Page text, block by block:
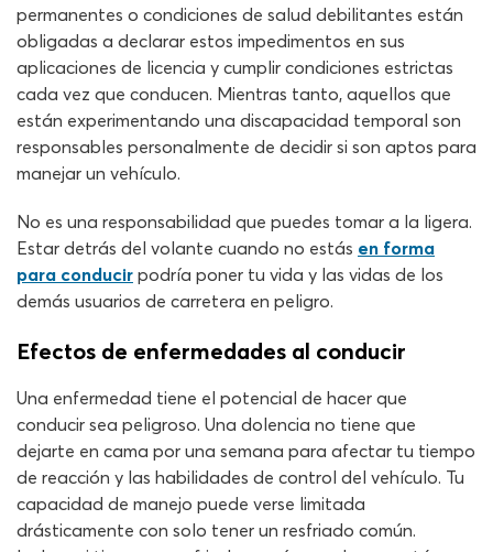
permanentes o condiciones de salud debilitantes están
obligadas a declarar estos impedimentos en sus
aplicaciones de licencia y cumplir condiciones estrictas
cada vez que conducen. Mientras tanto, aquellos que
están experimentando una discapacidad temporal son
responsables personalmente de decidir si son aptos para
manejar un vehículo.
No es una responsabilidad que puedes tomar a la ligera.
Estar detrás del volante cuando no estás en forma
para conducir podría poner tu vida y las vidas de los
demás usuarios de carretera en peligro.
Efectos de enfermedades al conducir
Una enfermedad tiene el potencial de hacer que
conducir sea peligroso. Una dolencia no tiene que
dejarte en cama por una semana para afectar tu tiempo
de reacción y las habilidades de control del vehículo. Tu
capacidad de manejo puede verse limitada
drásticamente con solo tener un resfriado común.